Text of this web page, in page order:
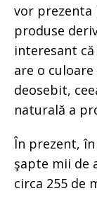
vor prezenta
produse
interesant
are o
deosebit,
naturală a
În prezent,
şapte mii de
circa 255 de